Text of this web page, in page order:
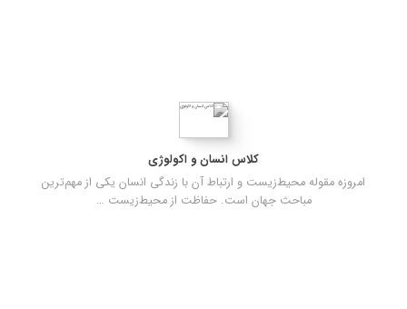
کلاس انسان و اکولوژی
امروزه مقوله محیط‌زیست و ارتباط آن با زندگی انسان یکی از مهم‌ترین
مباحث جهان است. حفاظت از محیط‌زیست …